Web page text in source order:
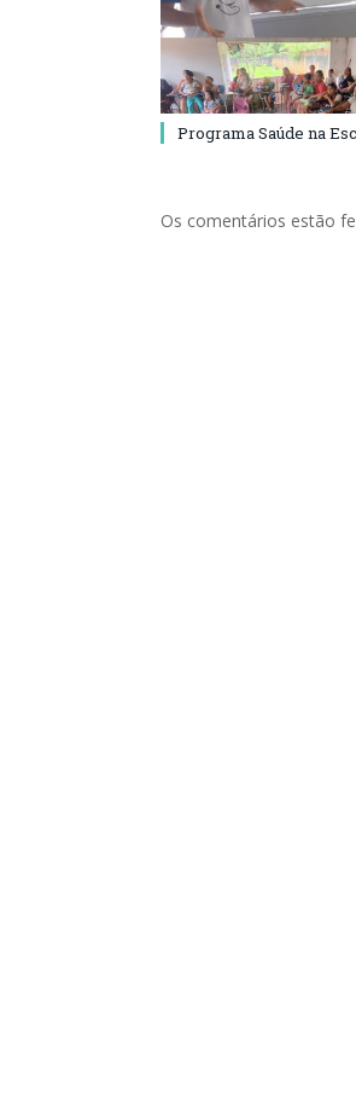
Programa Saúde na
Os comentários estão